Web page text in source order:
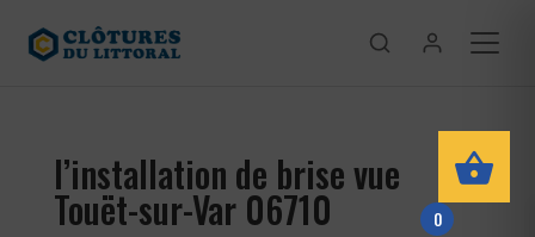
l’installation de brise vue
Touët-sur-Var 06710 0